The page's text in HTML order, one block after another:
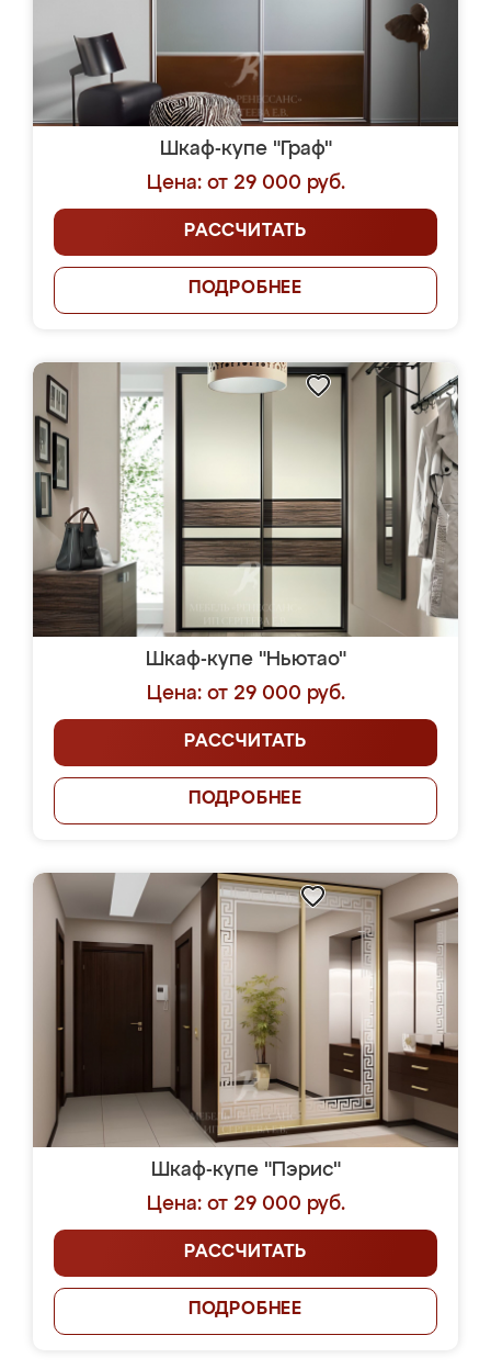
Шкаф-купе "Граф"
Цена: от 29 000 руб.
РАССЧИТАТЬ
ПОДРОБНЕЕ
Шкаф-купе "Ньютао"
Цена: от 29 000 руб.
РАССЧИТАТЬ
ПОДРОБНЕЕ
Шкаф-купе "Пэрис"
Цена: от 29 000 руб.
РАССЧИТАТЬ
ПОДРОБНЕЕ